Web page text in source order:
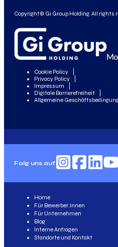
Copyright© Gi Group Holding. All rights
Cookie Policy
Privacy Policy
Impressum
Digitale Barrierefreiheit
Allgemeine
Folg uns auf
Home
Für Bewerber:innen
Für Unternehmen
Blog
Interne Anfragen
Standorte und Kontakt